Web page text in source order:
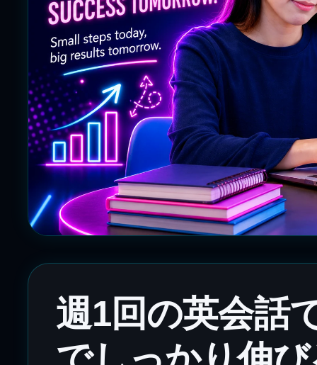
週1回の英会話